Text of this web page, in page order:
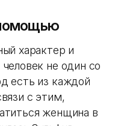
характер и
не один со
есть из каждой
с этим,
женщина в